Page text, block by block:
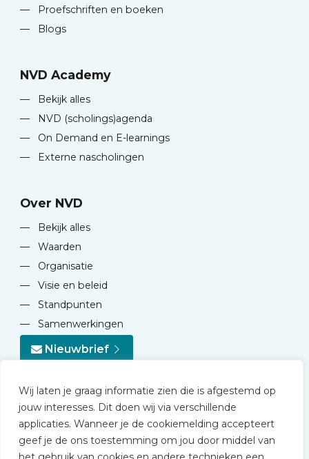
Wij laten je graag informatie zien die is afgestemd op
jouw interesses. Dit doen wij via verschillende
applicaties. Wanneer je de cookiemelding accepteert
geef je de ons toestemming om jou door middel van
—
Proefschriften en boeken
—
Blogs
NVD Academy
—
Bekijk alles
—
NVD (scholings)agenda
—
On Demand en E-learnings
—
Externe nascholingen
Over NVD
—
Bekijk alles
—
Waarden
—
Organisatie
—
Visie en beleid
—
Standpunten
—
Samenwerkingen
Nieuwbrief
© 2026 NVD